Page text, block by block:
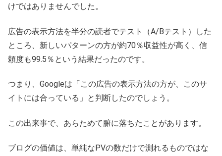
けではありませんでした。
広告の表示方法を半分の読者でテスト（A/Bテスト）した
ところ、新しいパターンの方が約70％収益性が高く、信
頼度も99.5％という結果だったのです。
つまり、Googleは「この広告の表示方法の方が、このサ
イトには合っている」と判断したのでしょう。
この出来事で、あらためて腑に落ちたことがあります。
ブログの価値は、単純なPVの数だけで測れるものではな